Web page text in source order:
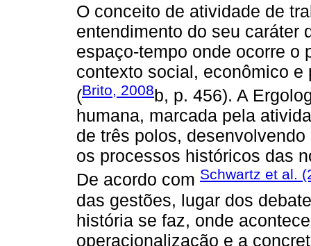
O conceito de atividade de
entendimento do seu caráter
espaço-tempo onde ocorre o
contexto social, econômico e
(Brito, 2008b, p. 456). A
humana, marcada pela
de três polos,
os processos históricos das
De acordo com Schwartz et al.
das gestões, lugar dos
história se faz, onde
operacionalização e a